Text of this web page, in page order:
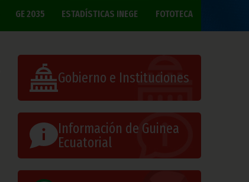
GE 2035 ESTADÍSTICAS INEGE FOTOTECA
Gobierno e Instituciones
Información de Guinea
Ecuatorial